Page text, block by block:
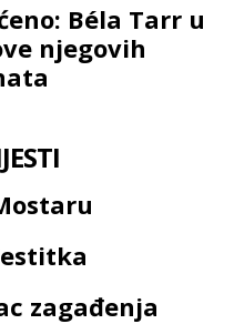
Béla Tarr u
njegovih
zagađenja